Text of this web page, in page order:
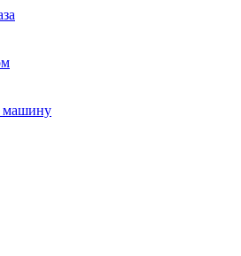
машину